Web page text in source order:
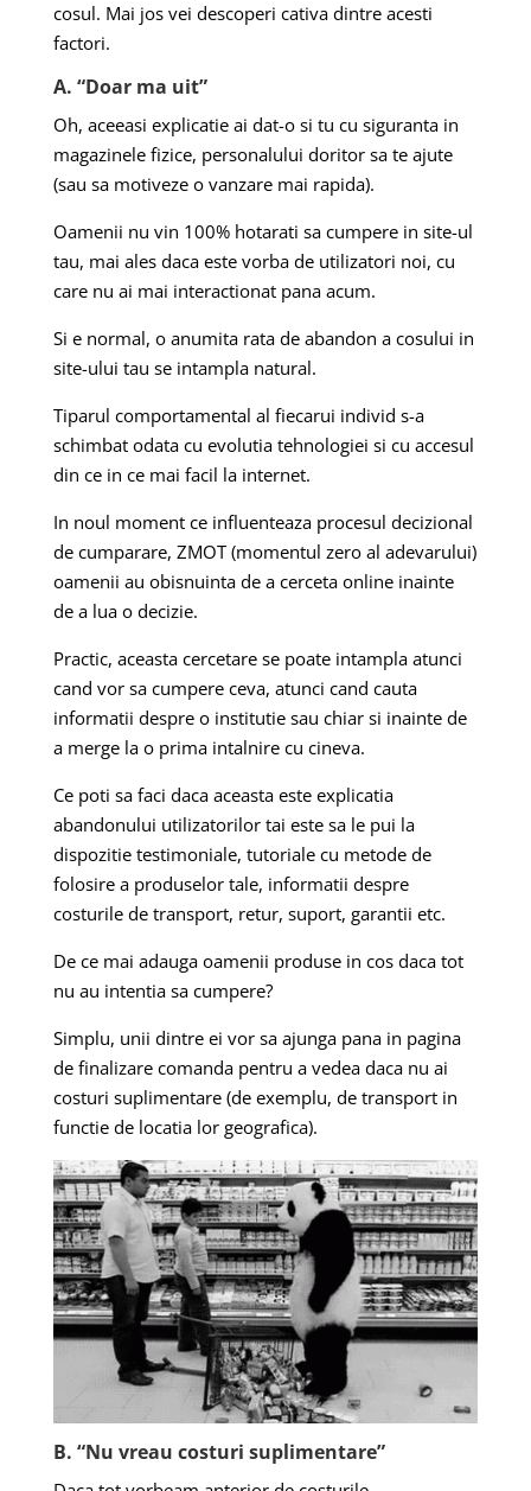
cosul. Mai jos vei descoperi cativa dintre acesti
factori.
A. “Doar ma uit”
Oh, aceeasi explicatie ai dat-o si tu cu siguranta in
magazinele fizice, personalului doritor sa te ajute
(sau sa motiveze o vanzare mai rapida).
Oamenii nu vin 100% hotarati sa cumpere in site-ul
tau, mai ales daca este vorba de utilizatori noi, cu
care nu ai mai interactionat pana acum.
Si e normal, o anumita rata de abandon a cosului in
site-ului tau se intampla natural.
Tiparul comportamental al fiecarui individ s-a
schimbat odata cu evolutia tehnologiei si cu accesul
din ce in ce mai facil la internet.
In noul moment ce influenteaza procesul decizional
de cumparare, ZMOT (momentul zero al adevarului)
oamenii au obisnuinta de a cerceta online inainte
de a lua o decizie.
Practic, aceasta cercetare se poate intampla atunci
cand vor sa cumpere ceva, atunci cand cauta
informatii despre o institutie sau chiar si inainte de
a merge la o prima intalnire cu cineva.
Ce poti sa faci daca aceasta este explicatia
abandonului utilizatorilor tai este sa le pui la
dispozitie testimoniale, tutoriale cu metode de
folosire a produselor tale, informatii despre
costurile de transport, retur, suport, garantii etc.
De ce mai adauga oamenii produse in cos daca tot
nu au intentia sa cumpere?
Simplu, unii dintre ei vor sa ajunga pana in pagina
de finalizare comanda pentru a vedea daca nu ai
costuri suplimentare (de exemplu, de transport in
functie de locatia lor geografica).
B. “Nu vreau costuri suplimentare”